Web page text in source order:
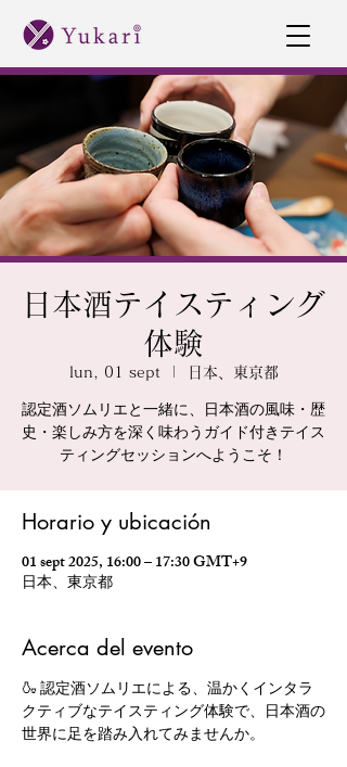
日本酒テイスティング
体験
lun, 01 sept 日本、東京都
認定酒ソムリエと一緒に、日本酒の風味・歴
史・楽しみ方を深く味わうガイド付きテイス
ティングセッションへようこそ！
Horario y ubicación
01 sept 2025, 16:00 – 17:30 GMT+9
日本、東京都
Acerca del evento
🍶 認定酒ソムリエによる、温かくインタラ
クティブなテイスティング体験で、日本酒の
世界に足を踏み入れてみませんか。